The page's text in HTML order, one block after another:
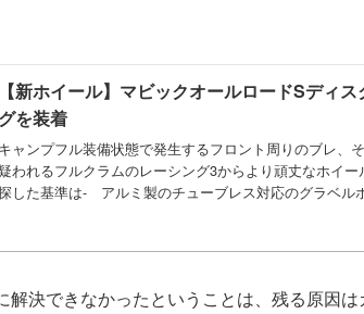
【新ホイール】マビックオールロードSディ
グを装着
キャンプフル装備状態で発生するフロント周りのブレ、
疑われるフルクラムのレーシング3からより頑丈なホイー
した基準は- アルミ製のチューブレス対応のグラベ
決できなかったということは、残る原因